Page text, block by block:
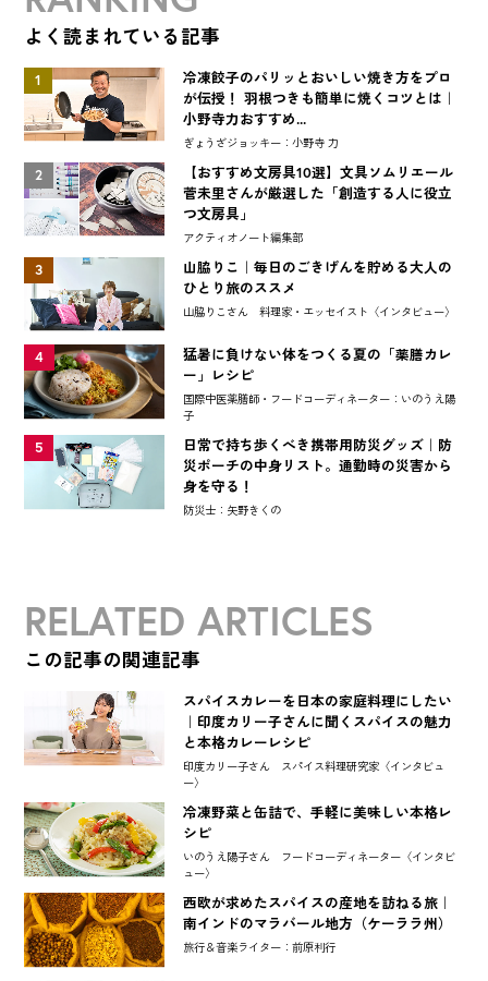
よく読まれている記事
1
冷凍餃子のパリッとおいしい焼き方をプロ
が伝授！ 羽根つきも簡単に焼くコツとは｜
小野寺力おすすめ...
ぎょうざジョッキー：小野寺 力
2
【おすすめ文房具10選】文具ソムリエール
菅未里さんが厳選した「創造する人に役立
つ文房具」
アクティオノート編集部
3
山脇りこ｜毎日のごきげんを貯める大人の
ひとり旅のススメ
山脇りこさん 料理家・エッセイスト〈インタビュー〉
4
猛暑に負けない体をつくる夏の「薬膳カレ
ー」レシピ
国際中医薬膳師・フードコーディネーター：いのうえ陽
子
5
日常で持ち歩くべき携帯用防災グッズ｜防
災ポーチの中身リスト。通勤時の災害から
身を守る！
防災士：矢野きくの
RELATED ARTICLES
この記事の関連記事
スパイスカレーを日本の家庭料理にしたい
｜印度カリー子さんに聞くスパイスの魅力
と本格カレーレシピ
印度カリー子さん スパイス料理研究家〈インタビュ
ー〉
冷凍野菜と缶詰で、手軽に美味しい本格レ
シピ
いのうえ陽子さん フードコーディネーター〈インタビ
ュー〉
西欧が求めたスパイスの産地を訪ねる旅｜
南インドのマラバール地方（ケーララ州）
旅行＆音楽ライター：前原利行